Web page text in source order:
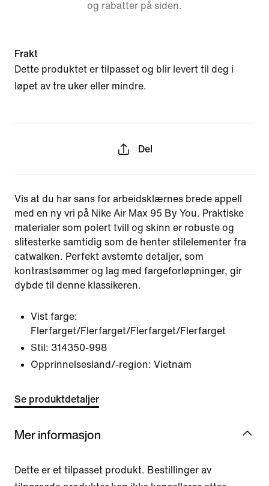
og rabatter på siden.
Frakt
Dette produktet er tilpasset og blir levert til deg i
løpet av tre uker eller mindre.
Del
Vis at du har sans for arbeidsklærnes brede appell
med en ny vri på Nike Air Max 95 By You. Praktiske
materialer som polert tvill og skinn er robuste og
slitesterke samtidig som de henter stilelementer fra
catwalken. Perfekt avstemte detaljer, som
kontrastsømmer og lag med fargeforløpninger, gir
dybde til denne klassikeren.
Vist farge:
Flerfarget/Flerfarget/Flerfarget/Flerfarget
Stil: 314350-998
Opprinnelsesland/-region: Vietnam
Se produktdetaljer
Mer informasjon
Dette er et tilpasset produkt. Bestillinger av